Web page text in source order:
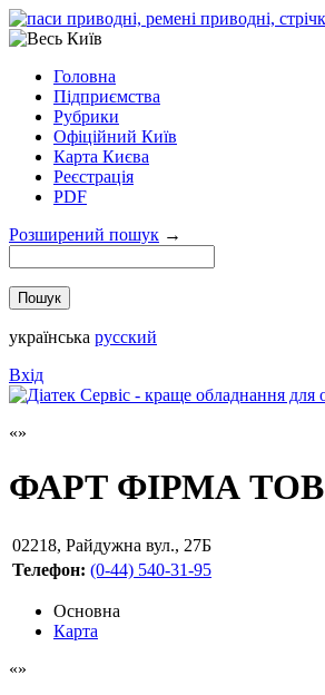
Головна
Підприємства
Рубрики
Офіційний Київ
Карта Києва
Реєстрація
PDF
Розширений пошук →
українська русский
Вхід
ФАРТ ФІРМА ТОВ
02218, Райдужна вул., 27Б
Телефон: (0-44) 540-31-95
Основна
Карта